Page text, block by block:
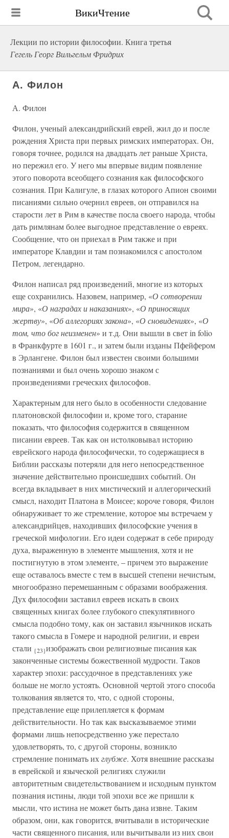
ВикиЧтение
Лекции по истории философии. Книга третья
Гегель Георг Вильгельм Фридрих
А. Филон
А. Филон
Филон, ученый александрийский еврей, жил до и после
рождения Христа при первых римских императорах. Он,
говоря точнее, родился на двадцать лет раньше Христа,
но пережил его. У него мы впервые видим появление
этого поворота всеобщего сознания как философского
сознания. При Калигуле, в глазах которого Апион своими
писаниями сильно очернил евреев, он отправился на
старости лет в Рим в качестве посла своего народа, чтобы
дать римлянам более выгодное представление о евреях.
Сообщение, что он приехал в Рим также и при
императоре Клавдии и там познакомился с апостолом
Петром, легендарно.
Филон написал ряд произведений, многие из которых
еще сохранились. Назовем, например, «О сотворении
мира», «О наградах и наказаниях», «О приносящих
жертву», «Об аллегориях закона», «О сновидениях», «О
том, что бог неизменен» и т.д. Они вышли в свет in folio
в Франкфурте в 1601 г., и затем были изданы Пфейфером
в Эрлангене. Филон был известен своими большими
познаниями и был очень хорошо знаком с
произведениями греческих философов.
Характерным для него было в особенности следование
платоновской философии и, кроме того, старание
показать, что философия содержится в священном
писании евреев. Так как он истолковывал историю
еврейского народа философически, то содержащиеся в
Библии рассказы потеряли для него непосредственное
значение действительно происшедших событий. Он
всегда вкладывает в них мистический и аллегорический
смысл, находит Платона в Моисее; короче говоря, Филон
обнаруживает то же стремление, которое мы встречаем у
александрийцев, находивших философские учения в
греческой мифологии. Его идеи содержат в себе природу
духа, выраженную в элементе мышления, хотя и не
постигнутую в этом элементе, – причем это выражение
еще оставалось вместе с тем в высшей степени нечистым,
многообразно перемешанным с образами воображения.
Дух философии заставил евреев искать в своих
священных книгах более глубокого спекулятивного
смысла подобно тому, как он заставил язычников искать
такого смысла в Гомере и народной религии, и евреи
стали {23}изображать свои религиозные писания как
законченные системы божественной мудрости. Таков
характер эпохи: рассудочное в представлениях уже
больше не могло устоять. Основной чертой этого способа
толкования является то, что, с одной стороны,
представление еще прилепляется к формам
действительности. Но так как высказываемое этими
формами лишь непосредственно уже перестало
удовлетворять, то, с другой стороны, возникло
стремление понимать ихглубже. Хотя внешние рассказы
в еврейской и языческой религиях служили
авторитетным свидетельствованием и исходным пунктом
познания истины, люди той эпохи все же пришли к
мысли, что истина не может быть дана извне. Таким
образом, они, как говорится, вчитывали в исторические
части священного писания, или вычитывали из них свои